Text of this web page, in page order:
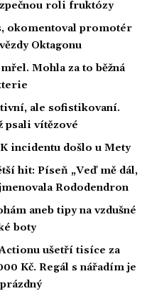
roli fruktózy
okomentoval promotér
Oktagonu
Mohla za to běžná
ale sofistikovaní.
vítězové
incidentu došlo u Mety
hit: Píseň „Veď mě dál,
Rododendron
aneb tipy na vzdušné
boty
ušetří tisíce za
Kč. Regál s nářadím je